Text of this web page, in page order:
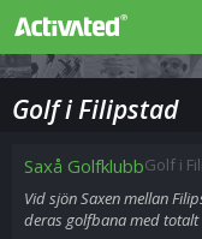
Golf i Filipstad
Saxå GolfklubbGolf i
Vid sjön Saxen mellan
deras golfbana med totalt